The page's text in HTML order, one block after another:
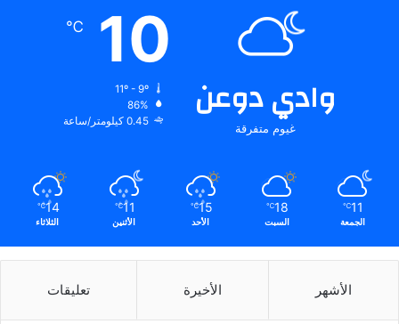
وادي دوعن
غيوم متفرقة
10
℃
86%
0.45 كيلومتر/ساعة
11
℃
الجمعة
18
℃
السبت
15
℃
الأحد
11
℃
الأثنين
14
℃
الثلاثاء
الأشهر الأخيرة تعليقات